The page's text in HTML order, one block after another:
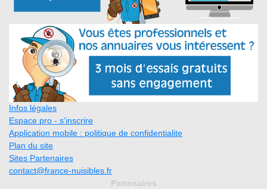
Infos légales
Espace pro - s'inscrire
Application mobile : politique de confidentialite
Plan du site
Sites Partenaires
contact@france-nuisibles.fr
Partenaires